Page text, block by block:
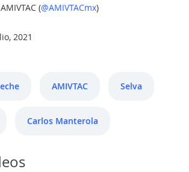
(@AMIVTACmx)
2021
AMIVTAC Selva
Carlos Manterola